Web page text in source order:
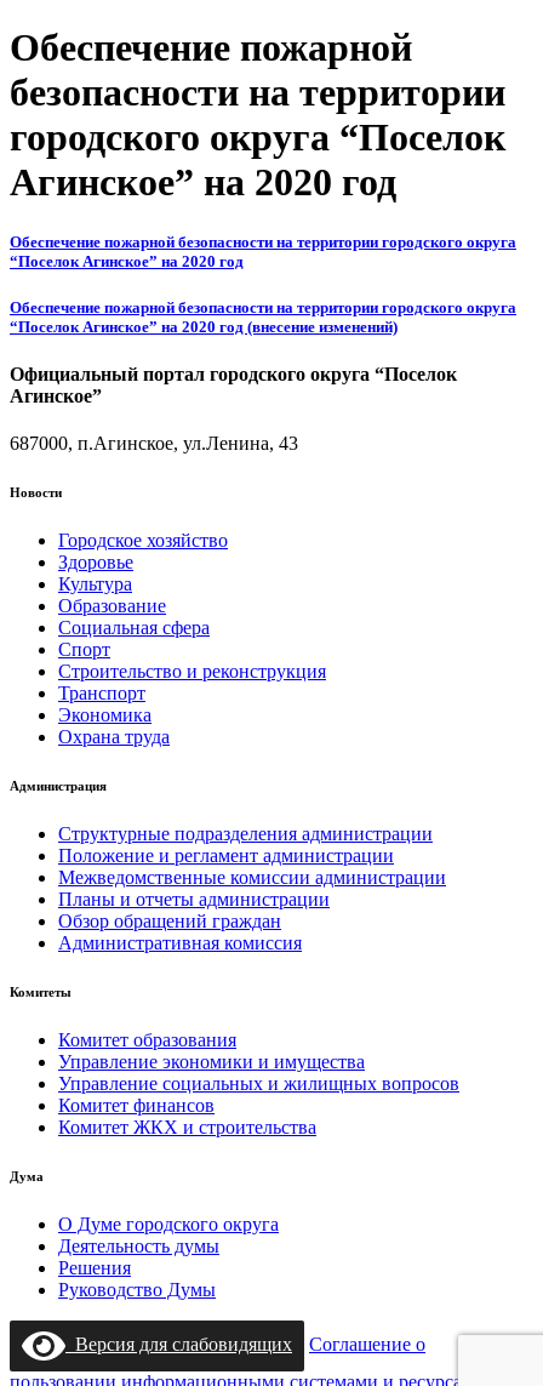
Обеспечение пожарной
безопасности на территории
городского округа “Поселок
Агинское” на 2020 год
Обеспечение пожарной безопасности на территории городского округа
“Поселок Агинское” на 2020 год
Обеспечение пожарной безопасности на территории городского округа
“Поселок Агинское” на 2020 год (внесение изменений)
Официальный портал городского округа “Поселок
Агинское”
687000, п.Агинское, ул.Ленина, 43
Новости
Городское хозяйство
Здоровье
Культура
Образование
Социальная сфера
Спорт
Строительство и реконструкция
Транспорт
Экономика
Охрана труда
Администрация
Структурные подразделения администрации
Положение и регламент администрации
Межведомственные комиссии администрации
Планы и отчеты администрации
Обзор обращений граждан
Административная комиссия
Комитеты
Комитет образования
Управление экономики и имущества
Управление социальных и жилищных вопросов
Комитет финансов
Комитет ЖКХ и строительства
Дума
О Думе городского округа
Деятельность думы
Решения
Руководство Думы
Версия для слабовидящих
Соглашение о
пользовании информационными системами и ресурсами